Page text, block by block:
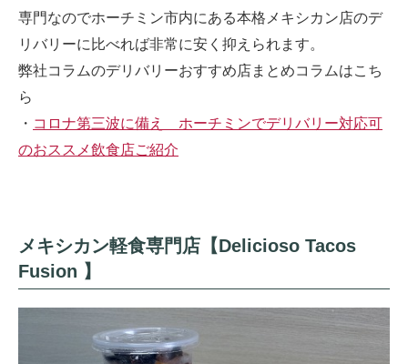
専門なのでホーチミン市内にある本格メキシカン店のデ
リバリーに比べれば非常に安く抑えられます。
弊社コラムのデリバリーおすすめ店まとめコラムはこち
ら
・ コロナ第三波に備え ホーチミンでデリバリー対応可
のおススメ飲食店ご紹介
メキシカン軽食専門店【Delicioso Tacos
Fusion 】